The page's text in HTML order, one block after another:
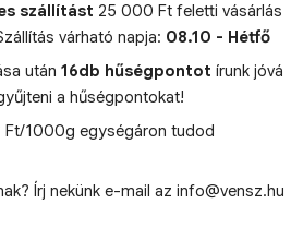
szállítást 25 000 Ft feletti vásárlás
várható napja: 08.10 - Hétfő
után 16db hűségpontot írunk jóvá
a hűségpontokat!
Ft/1000g egységáron tudod
Írj nekünk e-mail az info@vensz.hu